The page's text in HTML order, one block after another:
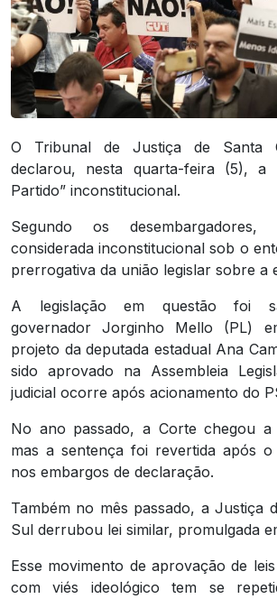
O Tribunal de Justiça de Santa
declarou, nesta quarta-feira (5), a
Partido” inconstitucional.
Segundo os
considerada inconstitucional sob o
prerrogativa da união legislar sobre a
A legislação em questão foi
governador Jorginho Mello (PL)
projeto da deputada estadual Ana
sido aprovado na Assembleia
judicial ocorre após acionamento do
No ano passado, a Corte chegou
mas a sentença foi revertida após
nos embargos de declaração.
Também no mês passado, a Justiça
Sul derrubou lei similar, promulgada
Esse movimento de aprovação de
com viés ideológico tem se